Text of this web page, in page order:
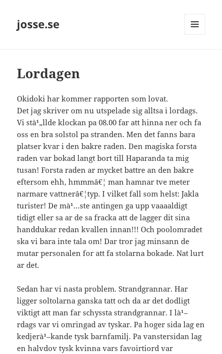
josse.se
Lordagen
Okidoki har kommer rapporten som lovat.
Det jag skriver om nu utspelade sig alltsa i lordags.
Vi stà¹„llde klockan pa 08.00 far att hinna ner och fa
oss en bra solstol pa stranden. Men det fanns bara
platser kvar i den bakre raden. Den magiska forsta
raden var bokad langt bort till Haparanda ta mig
tusan! Forsta raden ar mycket battre an den bakre
eftersom ehh, hmmmâ€¦ man hamnar tve meter
narmare vattnerâ€¦typ. I vilket fall som helst: Jakla
turister! De mà¹…ste antingen ga upp vaaaaldigt
tidigt eller sa ar de sa fracka att de lagger dit sina
handdukar redan kvallen innan!!! Och poolomradet
ska vi bara inte tala om! Dar tror jag minsann de
mutar personalen for att fa stolarna bokade. Nat lurt
ar det.
Sedan har vi nasta problem. Strandgrannar. Har
ligger soltolarna ganska tatt och da ar det dodligt
viktigt att man far schyssta strandgrannar. I là¹–
rdags var vi omringad av tyskar. Pa hoger sida lag en
kedjerà¹–kande tysk barnfamilj. Pa vanstersidan lag
en halvdov tysk kvinna vars favoirtiord var